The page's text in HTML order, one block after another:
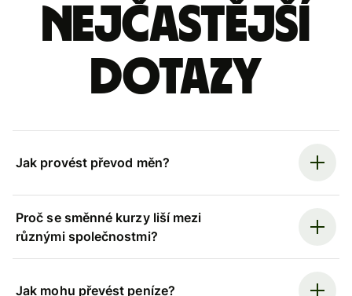
Nejčastější
dotazy
Jak provést převod měn?
Proč se směnné kurzy liší mezi
různými společnostmi?
Jak mohu převést peníze?